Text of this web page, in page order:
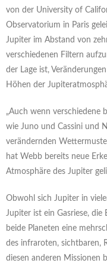
von der University of
Observatorium in Paris
Jupiter im Abstand von
verschiedenen Filtern
der Lage ist,
Höhen der
„Auch wenn verschiedene
wie Juno und Cassini und
verändernden
hat Webb bereits neue
Atmosphäre des Jupiter
Obwohl sich Jupiter in
Jupiter ist ein Gasriese, die
beide Planeten eine
des infraroten, sichtbaren,
diesen anderen Missionen